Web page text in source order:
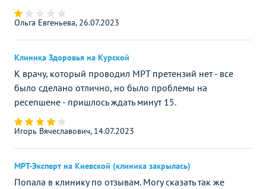
Ольга Евгеньева, 26.07.2023
Клиника Здоровья на Курской
К врачу, который проводил МРТ претензий нет - все
было сделано отлично, но было проблемы на
ресепшене - пришлось ждать минут 15.
Игорь Вячеславович, 14.07.2023
МРТ-Эксперт на Киевской (клиника закрылась)
Попала в клинику по отзывам. Могу сказать так же